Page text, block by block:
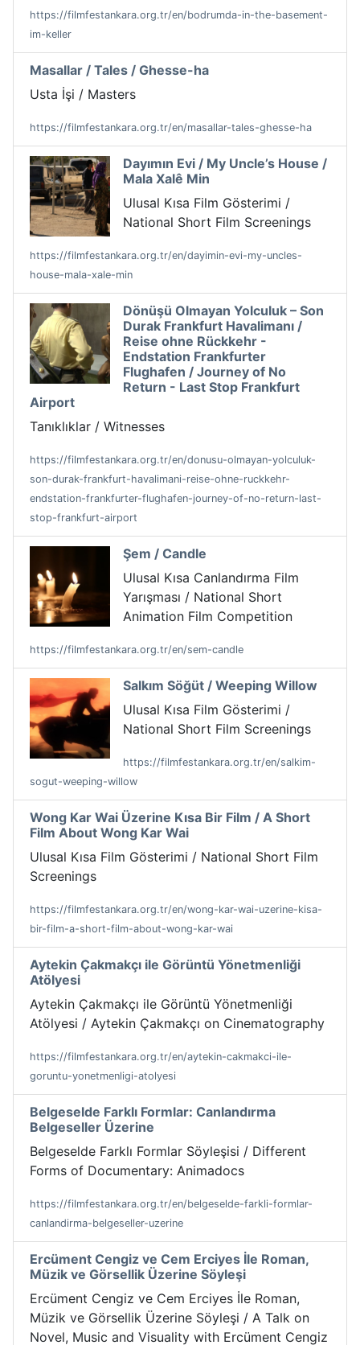
https://filmfestankara.org.tr/en/bodrumda-in-the-basement-
im-keller
Masallar / Tales / Ghesse-ha
Usta İşi / Masters
https://filmfestankara.org.tr/en/masallar-tales-ghesse-ha
Dayımın Evi / My Uncle’s House /
Mala Xalê Min
Ulusal Kısa Film Gösterimi /
National Short Film Screenings
https://filmfestankara.org.tr/en/dayimin-evi-my-uncles-
house-mala-xale-min
Dönüşü Olmayan Yolculuk – Son
Durak Frankfurt Havalimanı /
Reise ohne Rückkehr -
Endstation Frankfurter
Flughafen / Journey of No
Return - Last Stop Frankfurt
Airport
Tanıklıklar / Witnesses
https://filmfestankara.org.tr/en/donusu-olmayan-yolculuk-
son-durak-frankfurt-havalimani-reise-ohne-ruckkehr-
endstation-frankfurter-flughafen-journey-of-no-return-last-
stop-frankfurt-airport
Şem / Candle
Ulusal Kısa Canlandırma Film
Yarışması / National Short
Animation Film Competition
https://filmfestankara.org.tr/en/sem-candle
Salkım Söğüt / Weeping Willow
Ulusal Kısa Film Gösterimi /
National Short Film Screenings
https://filmfestankara.org.tr/en/salkim-
sogut-weeping-willow
Wong Kar Wai Üzerine Kısa Bir Film / A Short
Film About Wong Kar Wai
Ulusal Kısa Film Gösterimi / National Short Film
Screenings
https://filmfestankara.org.tr/en/wong-kar-wai-uzerine-kisa-
bir-film-a-short-film-about-wong-kar-wai
Aytekin Çakmakçı ile Görüntü Yönetmenliği
Atölyesi
Aytekin Çakmakçı ile Görüntü Yönetmenliği
Atölyesi / Aytekin Çakmakçı on Cinematography
https://filmfestankara.org.tr/en/aytekin-cakmakci-ile-
goruntu-yonetmenligi-atolyesi
Belgeselde Farklı Formlar: Canlandırma
Belgeseller Üzerine
Belgeselde Farklı Formlar Söyleşisi / Different
Forms of Documentary: Animadocs
https://filmfestankara.org.tr/en/belgeselde-farkli-formlar-
canlandirma-belgeseller-uzerine
Ercüment Cengiz ve Cem Erciyes İle Roman,
Müzik ve Görsellik Üzerine Söyleşi
Ercüment Cengiz ve Cem Erciyes İle Roman,
Müzik ve Görsellik Üzerine Söyleşi / A Talk on
Novel, Music and Visuality with Ercüment Cengiz